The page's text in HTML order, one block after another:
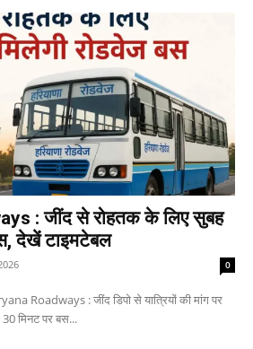
: जींद से रोहतक के लिए सुबह
देखें टाइमटेबल
0
Roadways : जींद डिपो से यात्रियों की मांग पर
मिनट पर बस...